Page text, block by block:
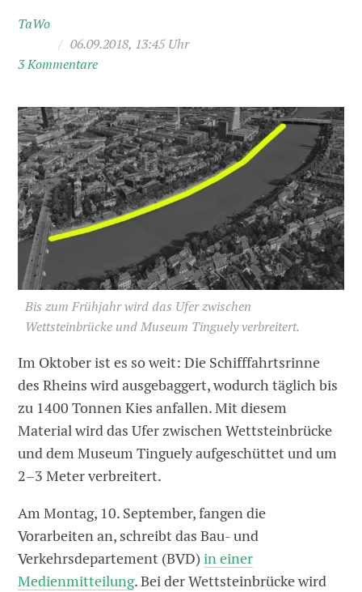
TaWo
/ 06.09.2018, 13:45 Uhr
3 Kommentare
Bis zum Frühjahr wird das Ufer zwischen
Wettsteinbrücke und Museum Tinguely verbreitert.
Im Oktober ist es so weit: Die Schifffahrtsrinne
des Rheins wird ausgebaggert, wodurch täglich bis
zu 1400 Tonnen Kies anfallen. Mit diesem
Material wird das Ufer zwischen Wettsteinbrücke
und dem Museum Tinguely aufgeschüttet und um
2–3 Meter verbreitert.
Am Montag, 10. September, fangen die
Vorarbeiten an, schreibt das Bau- und
Verkehrsdepartement (BVD)in einer
Medienmitteilung. Bei der Wettsteinbrücke wird